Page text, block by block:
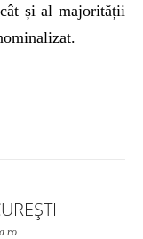
și al majorității